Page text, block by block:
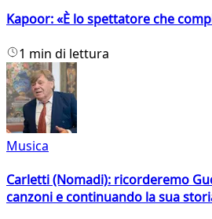
Kapoor: «È lo spettatore che
1 min di lettura
Musica
Carletti (Nomadi): ricorderemo
canzoni e continuando la sua